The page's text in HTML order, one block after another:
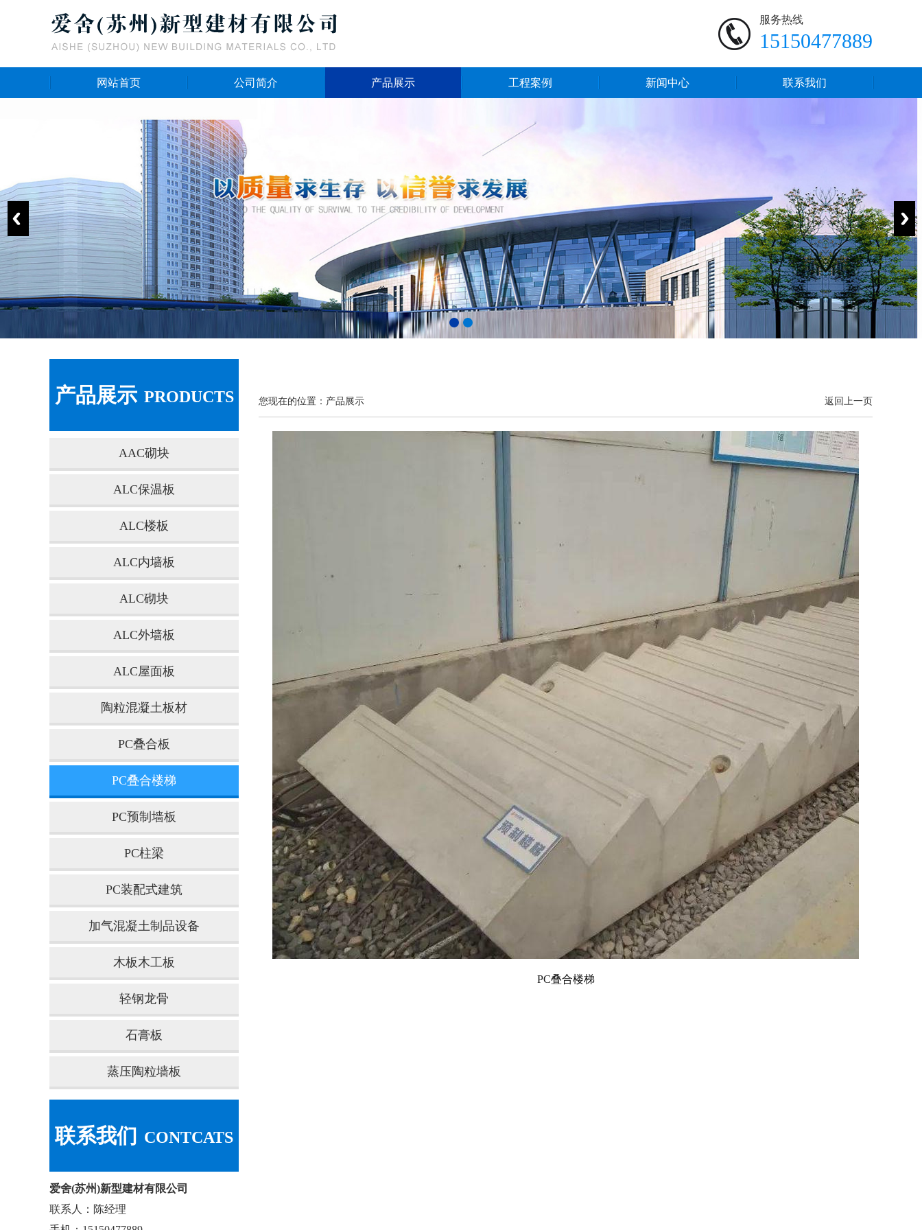
服务热线
15150477889
网站首页 公司简介 产品展示 工程案例 新闻中心 联系我们
产品展示 PRODUCTS
AAC砌块
ALC保温板
ALC楼板
ALC内墙板
ALC砌块
ALC外墙板
ALC屋面板
陶粒混凝土板材
PC叠合板
PC叠合楼梯
PC预制墙板
PC柱梁
PC装配式建筑
加气混凝土制品设备
木板木工板
轻钢龙骨
石膏板
蒸压陶粒墙板
联系我们 CONTCATS
爱舍(苏州)新型建材有限公司
联系人：陈经理
您现在的位置：产品展示 返回上一页
PC叠合楼梯